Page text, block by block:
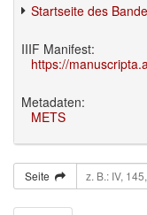
Startseite des
IIIF Manifest:
https://
Metadaten:
METS
Seite